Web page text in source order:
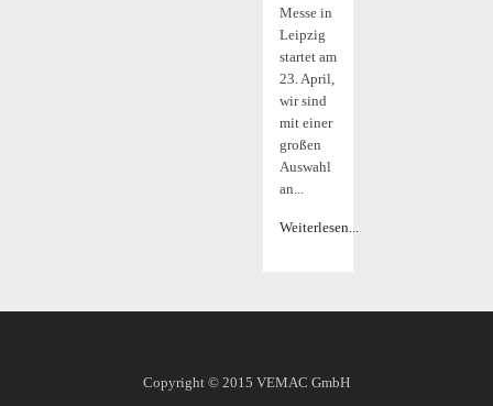
Messe in
Leipzig
startet am
23. April,
wir sind
mit einer
großen
Auswahl
an...
Weiterlesen...
Copyright © 2015 VEMAC GmbH